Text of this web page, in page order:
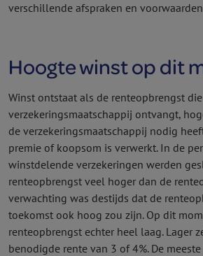
verschillende afspraken en
Hoogte winst op dit
Winst ontstaat als de renteopbrengst
verzekeringsmaatschappij ontvangt,
de verzekeringsmaatschappij nodig
premie of koopsom is verwerkt. In de
winstdelende verzekeringen werden
renteopbrengst veel hoger dan de
verwachting was destijds dat de
toekomst ook hoog zou zijn. Op dit
renteopbrengst echter heel laag. Lager
benodigde rente van 3 of 4%. De